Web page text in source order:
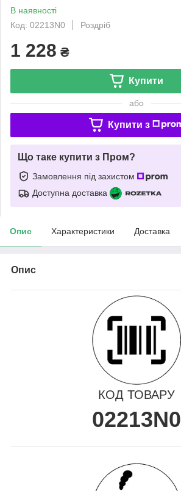
В наявності
Код: 02213N0
Роздріб
1 228 ₴
Купити
або
Купити з
Що таке купити з Пром?
Замовлення під захистом
Доступна доставка
Опис Характеристики Доставка
Опис
КОД ТОВАРУ
02213N0